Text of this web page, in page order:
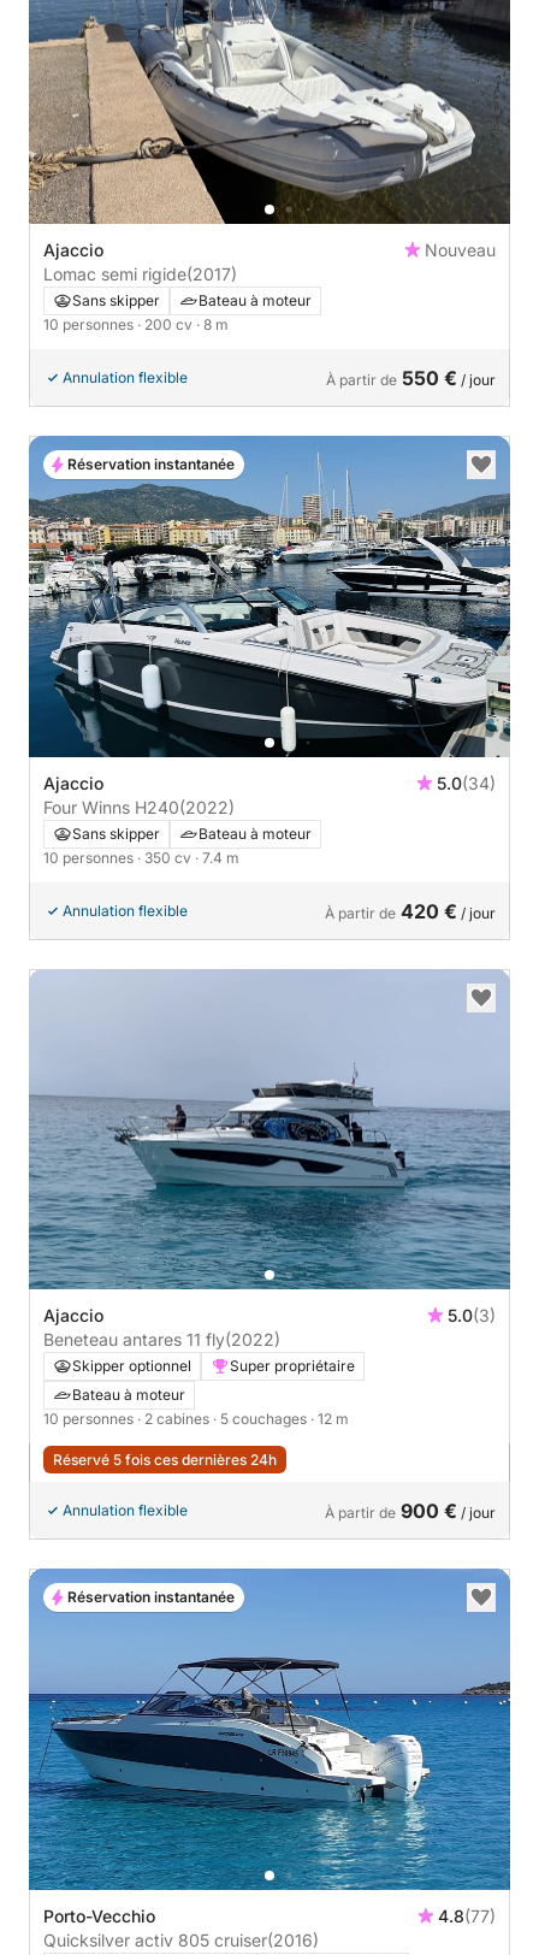
Ajaccio
Nouveau
Lomac semi rigide(2017)
Sans skipper
Bateau à moteur
10 personnes · 200 cv · 8 m
Annulation flexible À partir de 550 € / jour
Ajaccio 5.0(34)
Four Winns H240(2022)
Sans skipper
Bateau à moteur
10 personnes · 350 cv · 7.4 m
Annulation flexible À partir de 420 € / jour
Réservation instantanée
Ajaccio 5.0(3)
Beneteau antares 11 fly(2022)
Skipper optionnel
Super propriétaire
Bateau à moteur
10 personnes · 2 cabines · 5 couchages · 12 m
Réservé 5 fois ces dernières 24h
Annulation flexible À partir de 900 € / jour
Porto-Vecchio 4.8(77)
Quicksilver activ 805 cruiser(2016)
Réservation instantanée